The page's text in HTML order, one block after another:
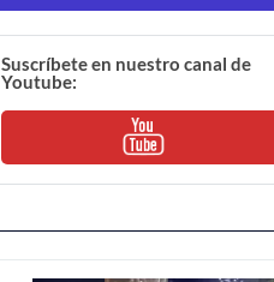
Suscríbete en nuestro canal de
Youtube: